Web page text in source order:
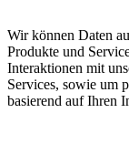
Wir können Daten
Produkte und
Interaktionen mit
Services, sowie um
basierend auf Ihren